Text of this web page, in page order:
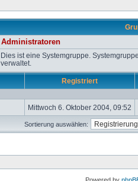
Administratoren
Dies ist eine Systemgruppe.
verwaltet.
Registriert
Mittwoch 6. Oktober 2004, 09:52
Sortierung auswählen: